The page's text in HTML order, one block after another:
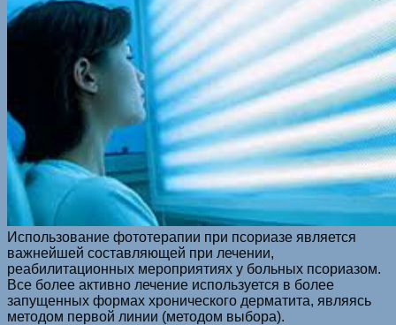
Использование фототерапии при псориазе является
важнейшей составляющей при лечении,
реабилитационных мероприятиях у больных псориазом.
Все более активно лечение используется в более
запущенных формах хронического дерматита, являясь
методом первой линии (методом выбора).